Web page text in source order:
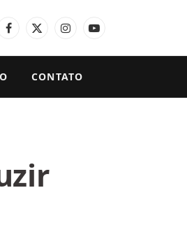
Facebook
X
InstagramYouTube
CONTATO